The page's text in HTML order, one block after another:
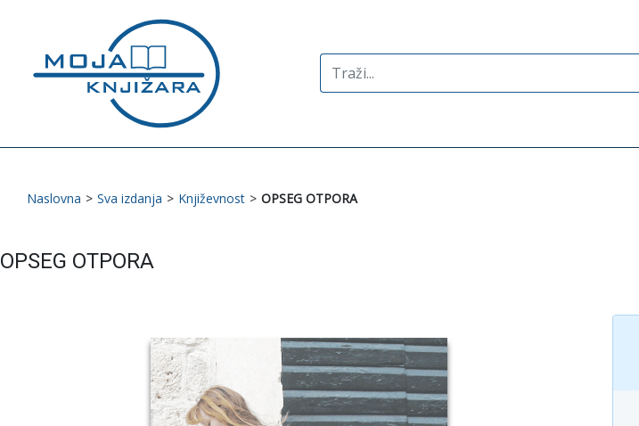
Search
for:
Naslovna > Sva izdanja > Književnost > OPSEG OTPORA
OPSEG OTPORA